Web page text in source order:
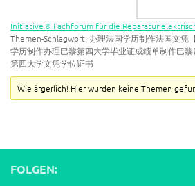
Initiative & Fachforum für die Reparatur
Themen-Schlagwort: 办理法国学历制作法国文凭
学历制作办理巴黎第四大学毕业证成绩单制作巴
第四大学文凭学位证书
Wie ärgerlich! Hier wurden keine Themen
FOLGEN: